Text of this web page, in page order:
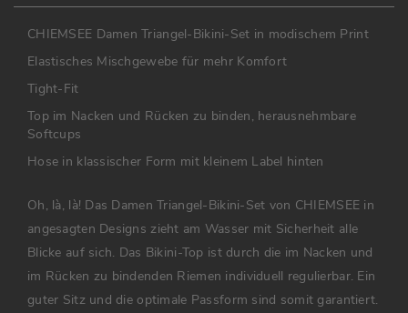
CHIEMSEE Damen Triangel-Bikini-Set in modischem Print
Elastisches Mischgewebe für mehr Komfort
Tight-Fit
Top im Nacken und Rücken zu binden, herausnehmbare
Softcups
Hose in klassischer Form mit kleinem Label hinten
Oh, là, là! Das Damen Triangel-Bikini-Set von CHIEMSEE in
angesagten Designs zieht am Wasser mit Sicherheit alle
Blicke auf sich. Das Bikini-Top ist durch die im Nacken und
im Rücken zu bindenden Riemen individuell regulierbar. Ein
guter Sitz und die optimale Passform sind somit garantiert.